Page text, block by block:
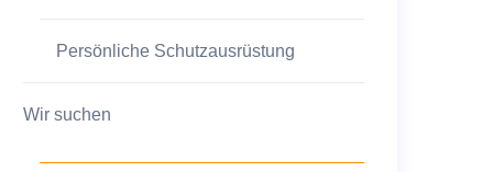
Persönliche Schutzausrüstung
Wir suchen